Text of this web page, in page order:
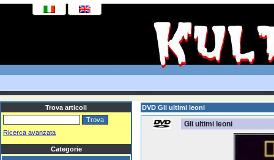
Trova articoli
Ricerca avanzata
Categorie
DVD Gli ultimi leoni
Gli ultimi leoni